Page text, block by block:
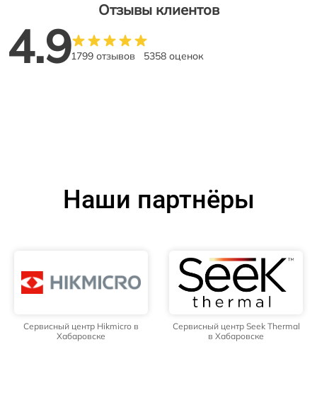
Отзывы клиентов
4.91799 отзывов 5358 оценок
Наши партнёры
Сервисный центр Hikmicro в
Хабаровске
Сервисный центр Seek Thermal
в Хабаровске